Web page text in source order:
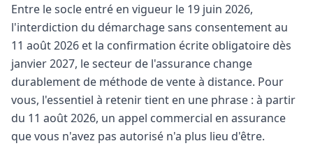
Entre le socle entré en vigueur le 19 juin 2026,
l'interdiction du démarchage sans consentement au
11 août 2026 et la confirmation écrite obligatoire dès
janvier 2027, le secteur de l'assurance change
durablement de méthode de vente à distance. Pour
vous, l'essentiel à retenir tient en une phrase : à partir
du 11 août 2026, un appel commercial en assurance
que vous n'avez pas autorisé n'a plus lieu d'être.